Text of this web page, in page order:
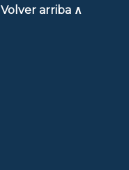
Volver arriba ∧